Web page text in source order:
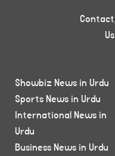
Contact
Us
Showbiz News in Urdu
Sports News in Urdu
International News in
Urdu
Business News in Urdu